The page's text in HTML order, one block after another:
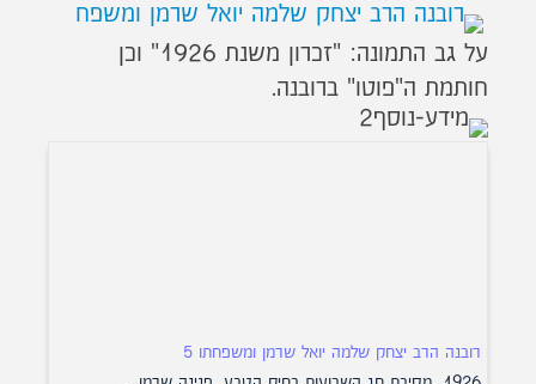
על גב התמונה: "זכרון משנת 1926" וכן
חותמת ה"פוטו" ברובנה.
רובנה הרב יצחק שלמה יואל שרמן ומשפחתו 5